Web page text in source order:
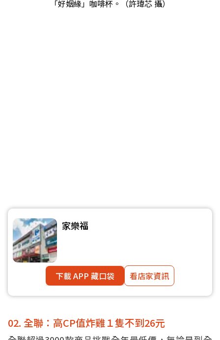
「好姻緣」咖啡杯。（許瑋芯 攝）
家樂福
下載 APP 藏口袋 看店家資訊
02. 全聯：高CP值炸雞１隻不到26元